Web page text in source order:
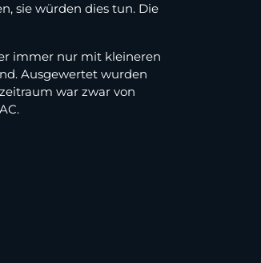
sie würden dies tun. Die
immer nur mit kleineren
Ausgewertet wurden
war zwar von